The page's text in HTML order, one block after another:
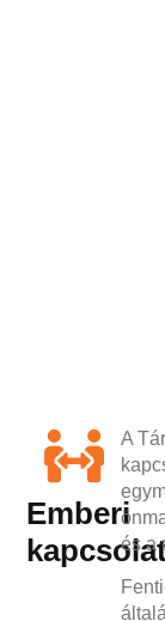
Emberi
A
és a